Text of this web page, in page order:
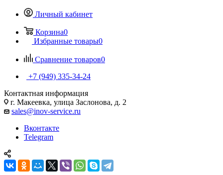
Личный кабинет
Корзина0
Избранные товары0
Сравнение товаров0
+7 (949) 335-34-24
Контактная информация
г. Макеевка, улица Заслонова, д. 2
sales@inov-service.ru
Вконтакте
Telegram